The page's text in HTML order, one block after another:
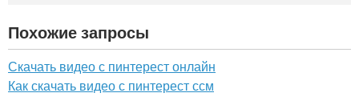
Похожие запросы
Скачать видео с пинтерест онлайн
Как скачать видео с пинтерест ссм